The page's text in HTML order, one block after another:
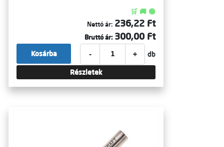
🛒 🚚 🟢
Nettó ár: 236,22 Ft
Bruttó ár: 300,00 Ft
- + db
Kosárba
Részletek